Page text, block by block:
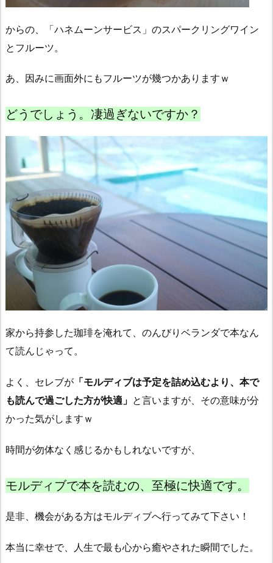
からの、「ハネムーンサービス」のスパークリングワイン
とフルーツ。
あ、因みに画面外にもフルーツが幾つかありますｗ
どうでしょう。凄過ぎないですか？
家から持参した珈琲を淹れて、のんびりベランダで本なん
て読んじゃって。
よく、セレブが 「モルディブは予定を詰め込むより、本で
も読んで過ごした方が快適」 と言いますが、その意味が分
かった気がしますｗ
時間が勿体なく感じるかもしれないですが、
モルディブで本を読むの、至極に快適です。
是非、機会がある方はモルディブへ行ってみて下さい！
本当に幸せで、人生で最も心から癒やされた瞬間でした。